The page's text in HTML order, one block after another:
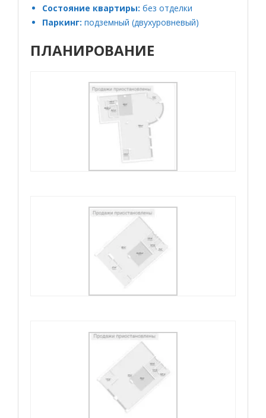
Состояние квартиры: без отделки
Паркинг: подземный (двухуровневый)
ПЛАНИРОВАНИЕ